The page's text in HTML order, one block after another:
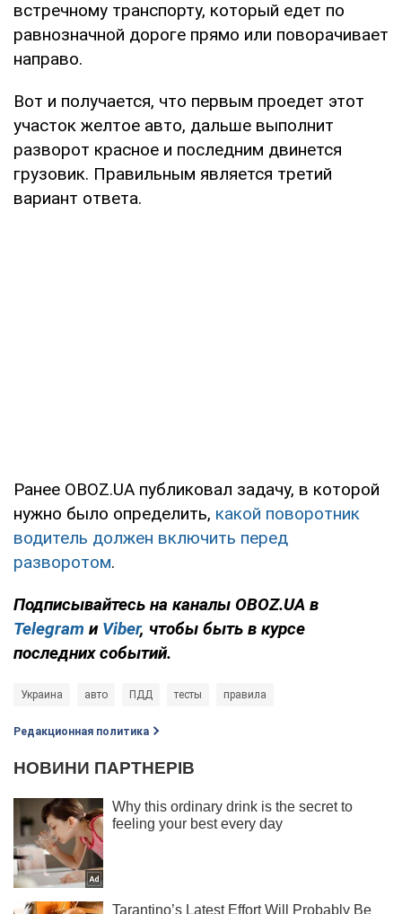
встречному транспорту, который едет по
равнозначной дороге прямо или поворачивает
направо.
Вот и получается, что первым проедет этот
участок желтое авто, дальше выполнит
разворот красное и последним двинется
грузовик. Правильным является третий
вариант ответа.
Ранее OBOZ.UA публиковал задачу, в которой
нужно было определить, какой поворотник
водитель должен включить перед
разворотом.
Подписывайтесь на каналы OBOZ.UA в
Telegram и Viber, чтобы быть в курсе
последних событий.
Украина авто ПДД тесты правила
Редакционная политика